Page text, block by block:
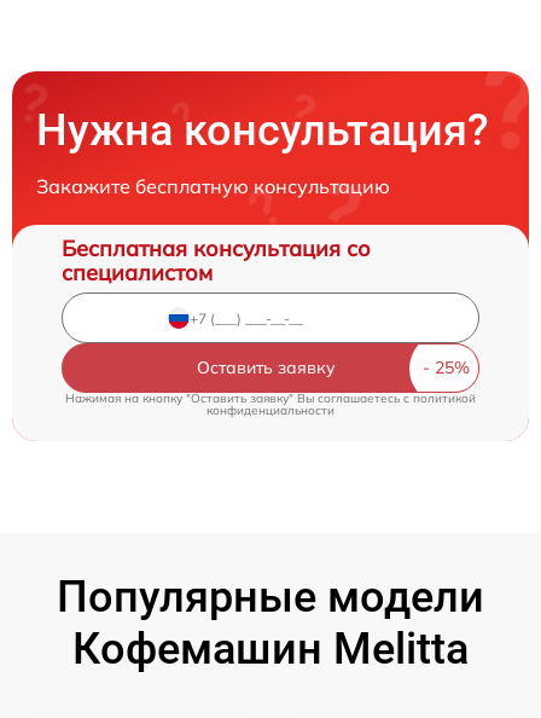
Нужна консультация?
Закажите бесплатную консультацию
Бесплатная консультация со
специалистом
Оставить заявку
Нажимая на кнопку "Оставить заявку" Вы соглашаетесь cполитикой
конфиденциальности
Популярные модели
Кофемашин Melitta